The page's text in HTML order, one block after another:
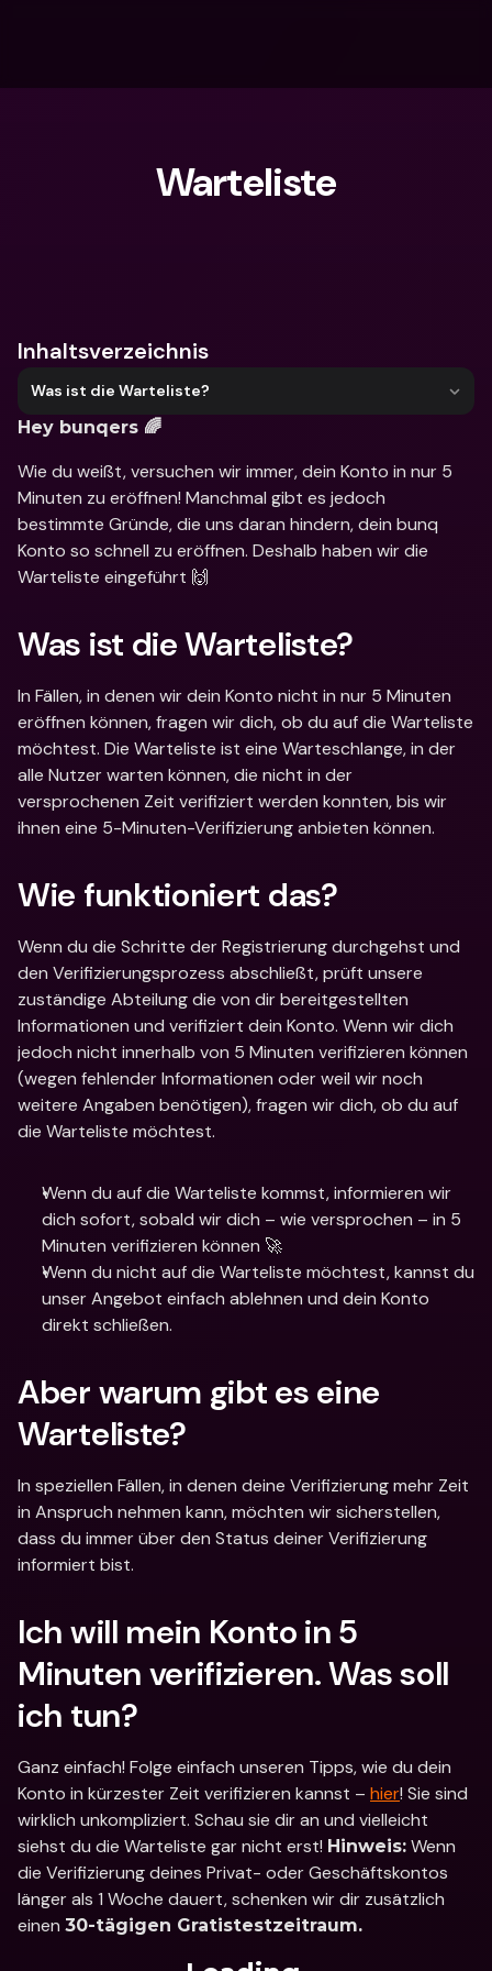
Warteliste
Inhaltsverzeichnis
Was ist die Warteliste?
Hey bunqers 🌈
Wie du weißt, versuchen wir immer, dein Konto in nur 5
Minuten zu eröffnen! Manchmal gibt es jedoch
bestimmte Gründe, die uns daran hindern, dein bunq
Konto so schnell zu eröffnen. Deshalb haben wir die
Warteliste eingeführt 🙌
Was ist die Warteliste?
In Fällen, in denen wir dein Konto nicht in nur 5 Minuten
eröffnen können, fragen wir dich, ob du auf die Warteliste
möchtest. Die Warteliste ist eine Warteschlange, in der
alle Nutzer warten können, die nicht in der
versprochenen Zeit verifiziert werden konnten, bis wir
ihnen eine 5-Minuten-Verifizierung anbieten können.
Wie funktioniert das?
Wenn du die Schritte der Registrierung durchgehst und
den Verifizierungsprozess abschließt, prüft unsere
zuständige Abteilung die von dir bereitgestellten
Informationen und verifiziert dein Konto. Wenn wir dich
jedoch nicht innerhalb von 5 Minuten verifizieren können
(wegen fehlender Informationen oder weil wir noch
weitere Angaben benötigen), fragen wir dich, ob du auf
die Warteliste möchtest.
Wenn du auf die Warteliste kommst, informieren wir
dich sofort, sobald wir dich – wie versprochen – in 5
Minuten verifizieren können 🚀
Wenn du nicht auf die Warteliste möchtest, kannst du
unser Angebot einfach ablehnen und dein Konto
direkt schließen.
Aber warum gibt es eine
Warteliste?
In speziellen Fällen, in denen deine Verifizierung mehr Zeit
in Anspruch nehmen kann, möchten wir sicherstellen,
dass du immer über den Status deiner Verifizierung
informiert bist.
Ich will mein Konto in 5
Minuten verifizieren. Was soll
ich tun?
Ganz einfach! Folge einfach unseren Tipps, wie du dein
Konto in kürzester Zeit verifizieren kannst – hier! Sie sind
wirklich unkompliziert. Schau sie dir an und vielleicht
siehst du die Warteliste gar nicht erst! Hinweis: Wenn
die Verifizierung deines Privat- oder Geschäftskontos
länger als 1 Woche dauert, schenken wir dir zusätzlich
einen 30-tägigen Gratistestzeitraum.